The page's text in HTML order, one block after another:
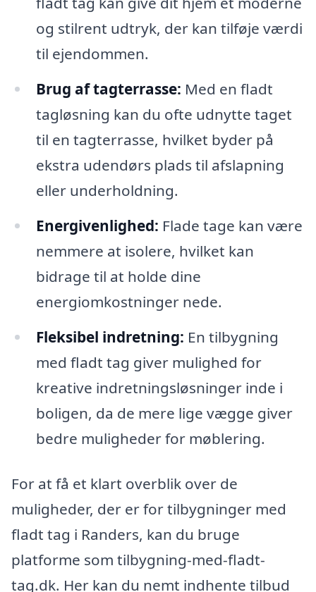
og stilrent udtryk, der kan tilføje værdi
til ejendommen.
Brug af tagterrasse: Med en fladt
tagløsning kan du ofte udnytte taget
til en tagterrasse, hvilket byder på
ekstra udendørs plads til afslapning
eller underholdning.
Energivenlighed: Flade tage kan være
nemmere at isolere, hvilket kan
bidrage til at holde dine
energiomkostninger nede.
Fleksibel indretning: En tilbygning
med fladt tag giver mulighed for
kreative indretningsløsninger inde i
boligen, da de mere lige vægge giver
bedre muligheder for møblering.
For at få et klart overblik over de
muligheder, der er for tilbygninger med
fladt tag i Randers, kan du bruge
platforme som tilbygning-med-fladt-
tag.dk. Her kan du nemt indhente tilbud